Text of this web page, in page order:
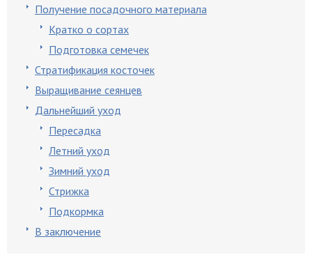
Получение посадочного материала
Кратко о сортах
Подготовка семечек
Стратификация косточек
Выращивание сеянцев
Дальнейший уход
Пересадка
Летний уход
Зимний уход
Стрижка
Подкормка
В заключение